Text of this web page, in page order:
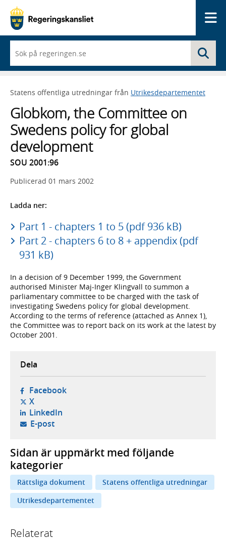
du
börjar
skriva
framträder
lista
med
sökförslag
Statens offentliga utredningar från Utrikesdepartementet
Globkom, the Committee on
Swedens policy for global
development
SOU 2001:96
Publicerad 01 mars 2002
Ladda ner:
Part 1 - chapters 1 to 5 (pdf 936 kB)
Part 2 - chapters 6 to 8 + appendix (pdf
931 kB)
In a decision of 9 December 1999, the Government
authorised Minister Maj-Inger Klingvall to summon a
parliamentary committee to be charged with the task of
investigating Swedens policy for global development.
According to the terms of reference (attached as Annex 1),
the Committee was to report back on its work at the latest by
October 2001.
Dela
Facebook- öppnas i ny flik, extern webbplats,
X- öppnas i ny flik, extern webbplats,
LinkedIn- öppnas i ny flik, extern webbplats,
E-post- öppnar din e-postklient,
Sidan är uppmärkt med följande
kategorier
Rättsliga dokument
Statens offentliga utredningar
Utrikesdepartementet
Relaterat